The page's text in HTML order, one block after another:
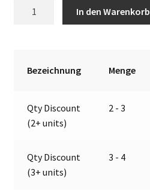
Menge
In den Warenkorb
Bezeichnung Menge
Qty Discount
(2+ units)
2 - 3
Qty Discount
(3+ units)
3 - 4